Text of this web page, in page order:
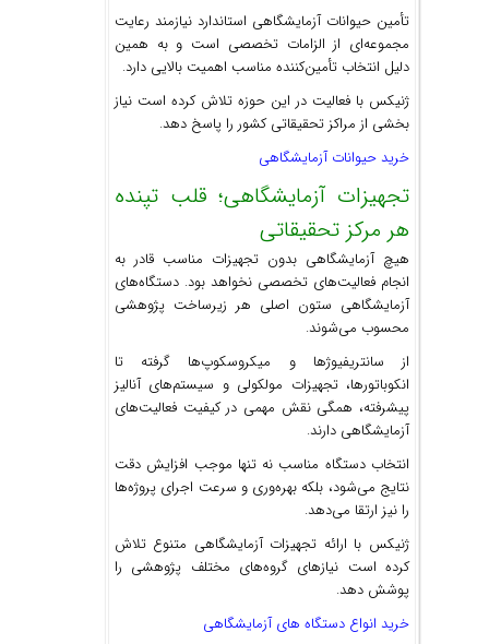
تأمین حیوانات آزمایشگاهی استاندارد نیازمند رعایت
مجموعه‌ای از الزامات تخصصی است و به همین
دلیل انتخاب تأمین‌کننده مناسب اهمیت بالایی دارد.
ژنیکس با فعالیت در این حوزه تلاش کرده است نیاز
بخشی از مراکز تحقیقاتی کشور را پاسخ دهد.
خرید حیوانات آزمایشگاهی
تجهیزات آزمایشگاهی؛ قلب تپنده
هر مرکز تحقیقاتی
هیچ آزمایشگاهی بدون تجهیزات مناسب قادر به
انجام فعالیت‌های تخصصی نخواهد بود. دستگاه‌های
آزمایشگاهی ستون اصلی هر زیرساخت پژوهشی
محسوب می‌شوند.
از سانتریفیوژها و میکروسکوپ‌ها گرفته تا
انکوباتورها، تجهیزات مولکولی و سیستم‌های آنالیز
پیشرفته، همگی نقش مهمی در کیفیت فعالیت‌های
آزمایشگاهی دارند.
انتخاب دستگاه مناسب نه تنها موجب افزایش دقت
نتایج می‌شود، بلکه بهره‌وری و سرعت اجرای پروژه‌ها
را نیز ارتقا می‌دهد.
ژنیکس با ارائه تجهیزات آزمایشگاهی متنوع تلاش
کرده است نیازهای گروه‌های مختلف پژوهشی را
پوشش دهد.
خرید انواع دستگاه های آزمایشگاهی